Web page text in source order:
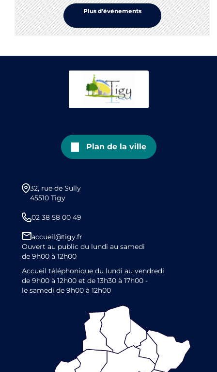
Plus d'événements
Plan de la ville
32, rue de Sully
45510 Tigy
02 38 58 00 49
accueil@tigy.fr
Ouvert au public du lundi au samedi
de 9h00 à 12h00
Accueil téléphonique du lundi au vendredi
de 9h00 à 12h00 et de 13h30 à 17h00 -
le samedi de 9h00 à 12h00